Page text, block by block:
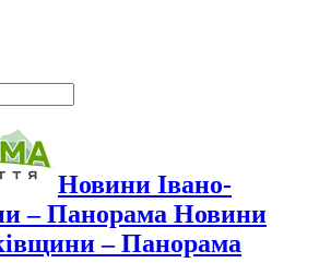
Новини Івано-
– Панорама Новини
– Панорама